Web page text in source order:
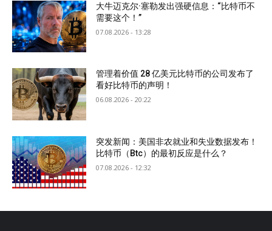
大牛迈克尔·塞勒发出强硬信息：“比特币不
需要这个！”
07.08.2026 - 13:28
管理着价值 28 亿美元比特币的公司发布了
看好比特币的声明！
06.08.2026 - 20:22
突发新闻：美国非农就业和失业数据发布！
比特币（Btc）的最初反应是什么？
07.08.2026 - 12:32